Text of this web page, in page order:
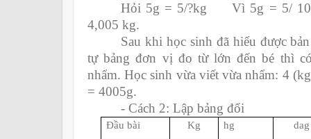
Hỏi 5g = 5/?kg Vì 5g = 5/
4,005 kg.
Sau khi học sinh đã hiểu được
tự bảng đơn vị đo từ lớn đến bé thì
nhẩm. Học sinh vừa viết vừa nhẩm: 4
= 4005g.
- Cách 2: Lập bảng đổi
Đầu bài Kg hg dag